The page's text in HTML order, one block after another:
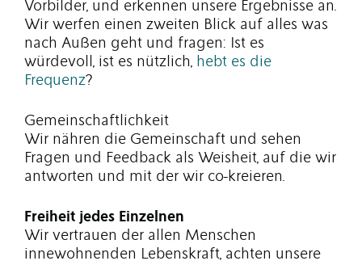
Vorbilder, und erkennen unsere Ergebnisse an.
Wir werfen einen zweiten Blick auf alles was
nach Außen geht und fragen: Ist es
würdevoll, ist es nützlich, hebt es die
Frequenz?
Gemeinschaftlichkeit
Wir nähren die Gemeinschaft und sehen
Fragen und Feedback als Weisheit, auf die wir
antworten und mit der wir co-kreieren.
Freiheit jedes Einzelnen
Wir vertrauen der allen Menschen
innewohnenden Lebenskraft, achten unsere